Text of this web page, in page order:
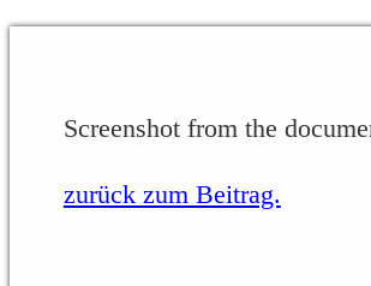
Screenshot from the
zurück zum Beitrag.